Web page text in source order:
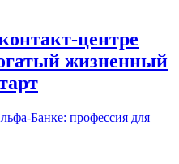
центре
жизненный